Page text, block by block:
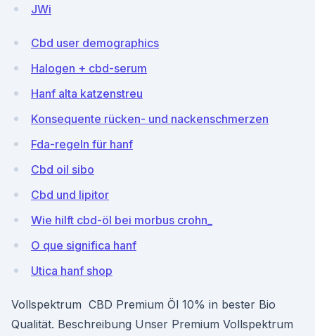
JWi
Cbd user demographics
Halogen + cbd-serum
Hanf alta katzenstreu
Konsequente rücken- und nackenschmerzen
Fda-regeln für hanf
Cbd oil sibo
Cbd und lipitor
Wie hilft cbd-öl bei morbus crohn_
O que significa hanf
Utica hanf shop
Vollspektrum CBD Premium Öl 10% in bester Bio
Qualität. Beschreibung Unser Premium Vollspektrum